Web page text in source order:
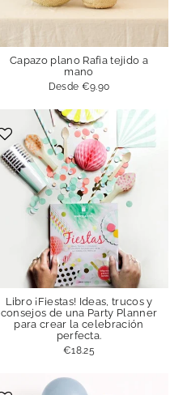
Capazo plano Rafia tejido a
mano
Desde €9.90
Libro ¡Fiestas! Ideas, trucos y
consejos de una Party Planner
para crear la celebración
perfecta.
€18.25